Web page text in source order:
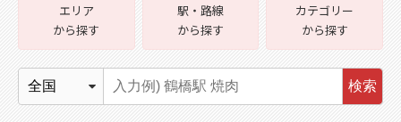
エリア
から探す
駅・路線
から探す
カテゴリー
から探す
検索